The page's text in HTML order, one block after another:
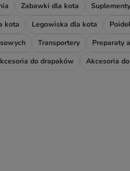
Zabawki dla kota
kota Legowiska dla kota
Transportery Preparaty
do drapaków Akcesoria